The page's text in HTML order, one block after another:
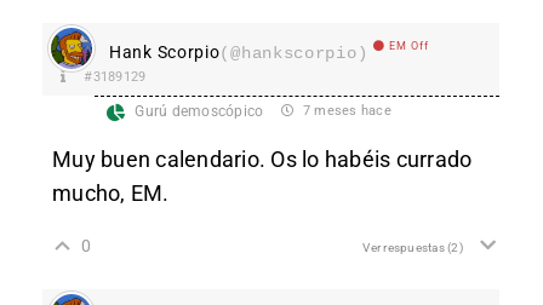
Hank Scorpio(@hankscorpio) EM Off
#3189129
Gurú demoscópico 7 meses hace
Muy buen calendario. Os lo habéis currado
mucho, EM.
0 Ver respuestas(2)